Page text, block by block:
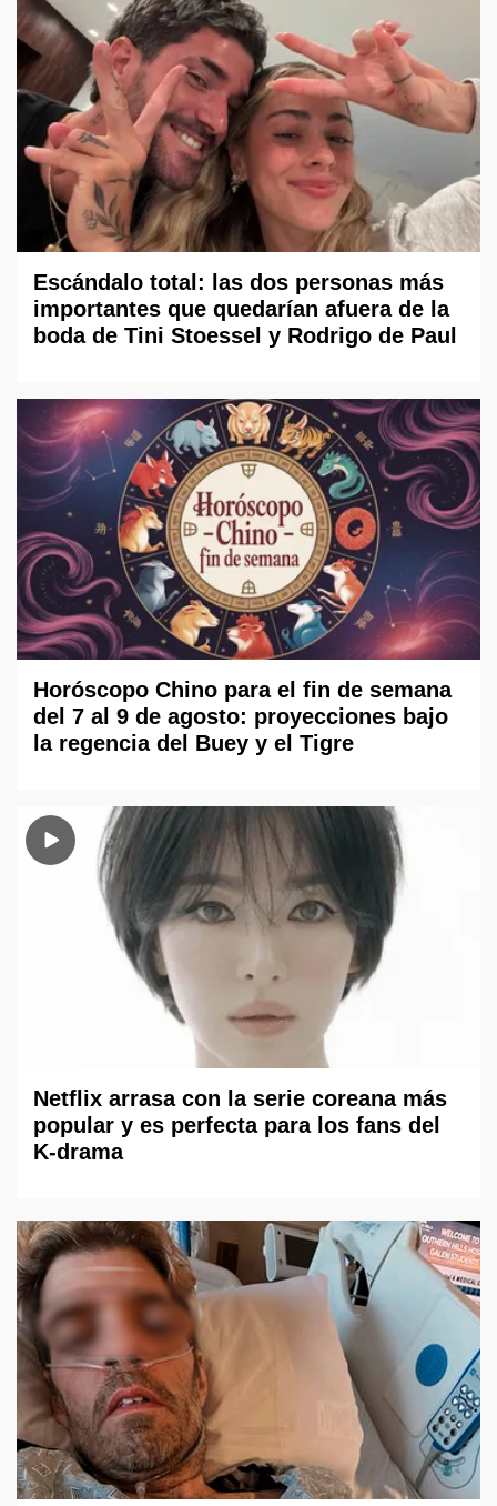
Escándalo total: las dos personas más
importantes que quedarían afuera de la
boda de Tini Stoessel y Rodrigo de Paul
Horóscopo Chino para el fin de semana
del 7 al 9 de agosto: proyecciones bajo
la regencia del Buey y el Tigre
Netflix arrasa con la serie coreana más
popular y es perfecta para los fans del
K-drama